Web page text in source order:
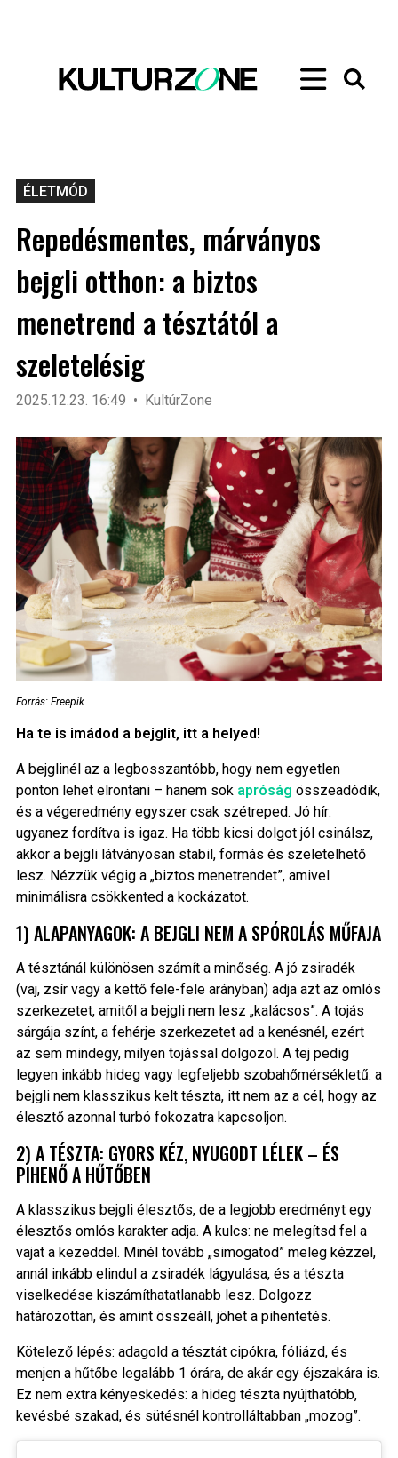
ÉLETMÓD
Repedésmentes, márványos
bejgli otthon: a biztos
menetrend a tésztától a
szeletelésig
2025.12.23. 16:49 KultúrZone
Forrás: Freepik
Ha te is imádod a bejglit, itt a helyed!
A bejglinél az a legbosszantóbb, hogy nem egyetlen
ponton lehet elrontani – hanem sok apróság összeadódik,
és a végeredmény egyszer csak szétreped. Jó hír:
ugyanez fordítva is igaz. Ha több kicsi dolgot jól csinálsz,
akkor a bejgli látványosan stabil, formás és szeletelhető
lesz. Nézzük végig a „biztos menetrendet”, amivel
minimálisra csökkented a kockázatot.
1) ALAPANYAGOK: A BEJGLI NEM A SPÓROLÁS MŰFAJA
A tésztánál különösen számít a minőség. A jó zsiradék
(vaj, zsír vagy a kettő fele-fele arányban) adja azt az omlós
szerkezetet, amitől a bejgli nem lesz „kalácsos”. A tojás
sárgája színt, a fehérje szerkezetet ad a kenésnél, ezért
az sem mindegy, milyen tojással dolgozol. A tej pedig
legyen inkább hideg vagy legfeljebb szobahőmérsékletű: a
bejgli nem klasszikus kelt tészta, itt nem az a cél, hogy az
élesztő azonnal turbó fokozatra kapcsoljon.
2) A TÉSZTA: GYORS KÉZ, NYUGODT LÉLEK – ÉS
PIHENŐ A HŰTŐBEN
A klasszikus bejgli élesztős, de a legjobb eredményt egy
élesztős omlós karakter adja. A kulcs: ne melegítsd fel a
vajat a kezeddel. Minél tovább „simogatod” meleg kézzel,
annál inkább elindul a zsiradék lágyulása, és a tészta
viselkedése kiszámíthatatlanabb lesz. Dolgozz
határozottan, és amint összeáll, jöhet a pihentetés.
Kötelező lépés: adagold a tésztát cipókra, fóliázd, és
menjen a hűtőbe legalább 1 órára, de akár egy éjszakára is.
Ez nem extra kényeskedés: a hideg tészta nyújthatóbb,
kevésbé szakad, és sütésnél kontrolláltabban „mozog”.